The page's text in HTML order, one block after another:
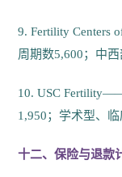
9. Fertility Centers
周期数5,600；中西
10. USC
1,950；学术型、临
十二、保险与退款